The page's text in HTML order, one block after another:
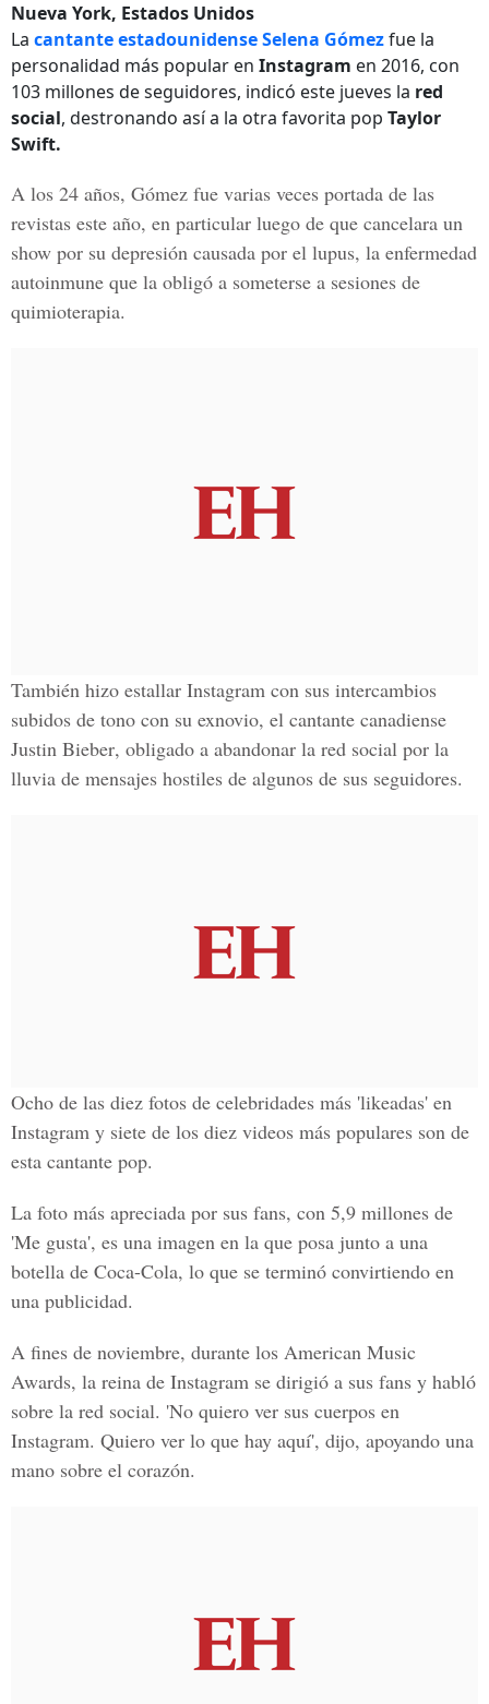
Nueva York, Estados Unidos
La cantante estadounidense Selena Gómezfue la
personalidad más popular en Instagram en 2016, con
103 millones de seguidores, indicó este jueves la red
social, destronando así a la otra favorita pop Taylor
Swift.
A los 24 años, Gómez fue varias veces portada de las
revistas este año, en particular luego de que cancelara un
show por su depresión causada por el lupus, la enfermedad
autoinmune que la obligó a someterse a sesiones de
quimioterapia.
También hizo estallar Instagram con sus intercambios
subidos de tono con su exnovio, el cantante canadiense
Justin Bieber, obligado a abandonar la red social por la
lluvia de mensajes hostiles de algunos de sus seguidores.
Ocho de las diez fotos de celebridades más 'likeadas' en
Instagram y siete de los diez videos más populares son de
esta cantante pop.
La foto más apreciada por sus fans, con 5,9 millones de
'Me gusta', es una imagen en la que posa junto a una
botella de Coca-Cola, lo que se terminó convirtiendo en
una publicidad.
A fines de noviembre, durante los American Music
Awards, la reina de Instagram se dirigió a sus fans y habló
sobre la red social. 'No quiero ver sus cuerpos en
Instagram. Quiero ver lo que hay aquí', dijo, apoyando una
mano sobre el corazón.